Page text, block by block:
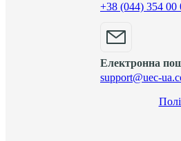
+38 (044) 354 00
Електронна
support@uec-